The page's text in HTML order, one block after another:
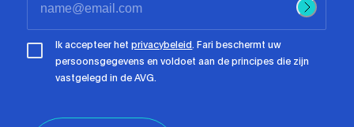
Ik accepteer hetprivacybeleid. Fari beschermt uw
persoonsgegevens en voldoet aan de principes die zijn
vastgelegd in de AVG.